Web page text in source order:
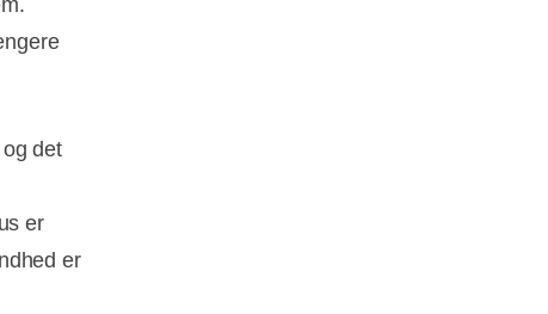
det
er
er